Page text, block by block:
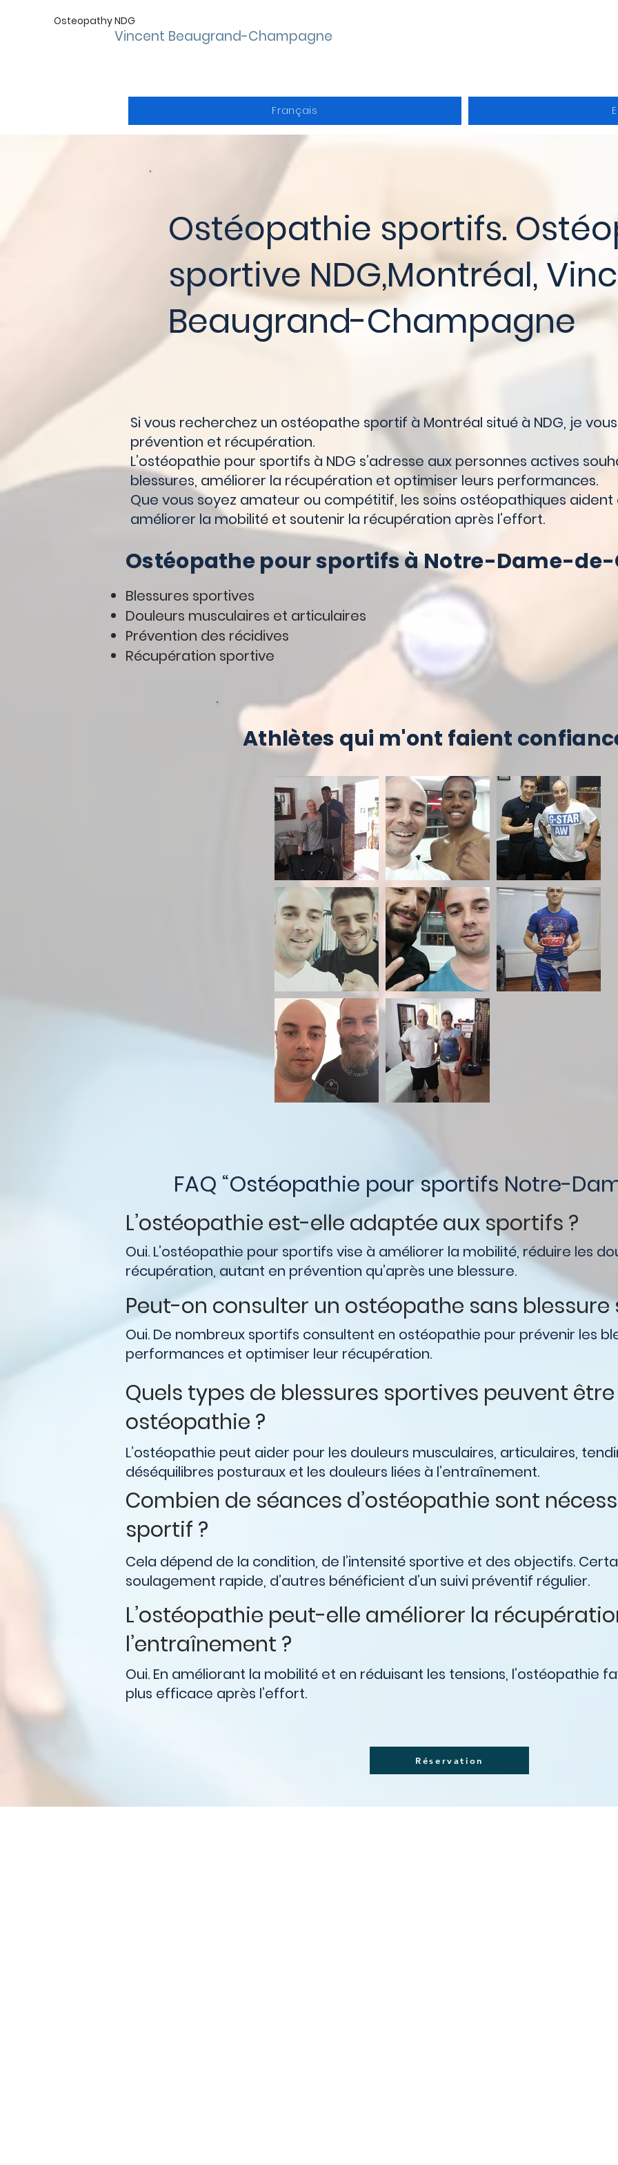
Osteopathy NDG
Vincent Beaugrand-Champagne
Français
Ostéopathie sportifs.
sportive NDG,Montréal,
Beaugrand-Champagne
Si vous recherchez un ostéopathe sportif à Montréal situé à NDG, je
prévention et récupération.
L’ostéopathie pour sportifs à NDG s’adresse aux personnes actives
blessures, améliorer la récupération et optimiser leurs performances.
Que vous soyez amateur ou compétitif, les soins ostéopathiques aident
améliorer la mobilité et soutenir la récupération après l’effort.
Ostéopathe pour sportifs à Notre-Dame-
Blessures sportives
Douleurs musculaires et articulaires
Prévention des récidives
Récupération sportive
Athlètes qui m'ont faient
FAQ “Ostéopathie pour sportifs Notre-
L’ostéopathie est-elle adaptée aux sportifs ?
Oui. L’ostéopathie pour sportifs vise à améliorer la mobilité, réduire les
récupération, autant en prévention qu’après une blessure.
Peut-on consulter un ostéopathe sans blessure
Oui. De nombreux sportifs consultent en ostéopathie pour prévenir les
performances et optimiser leur récupération.
Quels types de blessures sportives peuvent
ostéopathie ?
L’ostéopathie peut aider pour les douleurs musculaires, articulaires,
déséquilibres posturaux et les douleurs liées à l’entraînement.
Combien de séances d’ostéopathie sont
sportif ?
Cela dépend de la condition, de l’intensité sportive et des objectifs.
soulagement rapide, d’autres bénéficient d’un suivi préventif régulier.
L’ostéopathie peut-elle améliorer la
l’entraînement ?
Oui. En améliorant la mobilité et en réduisant les tensions, l’ostéopathie
plus efficace après l’effort.
Réservation